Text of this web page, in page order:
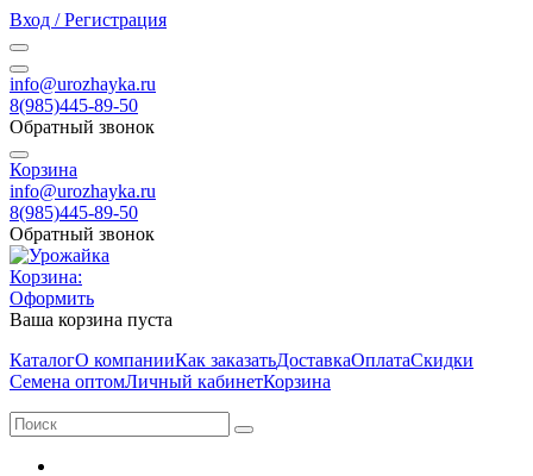
Вход / Регистрация
info@urozhayka.ru
8(985)445-89-50
Обратный звонок
Корзина
info@urozhayka.ru
8(985)445-89-50
Обратный звонок
Корзина:
Оформить
Ваша корзина пуста
КаталогО компанииКак заказатьДоставкаОплатаСкидки
Семена оптомЛичный кабинетКорзина